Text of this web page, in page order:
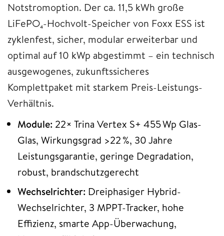
Notstromoption. Der ca. 11,5 kWh große
LiFePO₄-Hochvolt-Speicher von Foxx ESS ist
zyklenfest, sicher, modular erweiterbar und
optimal auf 10 kWp abgestimmt – ein technisch
ausgewogenes, zukunftssicheres
Komplettpaket mit starkem Preis-Leistungs-
Verhältnis.
Module: 22× Trina Vertex S+ 455 Wp Glas-
Glas, Wirkungsgrad >22 %, 30 Jahre
Leistungsgarantie, geringe Degradation,
robust, brandschutzgerecht
Wechselrichter: Dreiphasiger Hybrid-
Wechselrichter, 3 MPPT-Tracker, hohe
Effizienz, smarte App-Überwachung,